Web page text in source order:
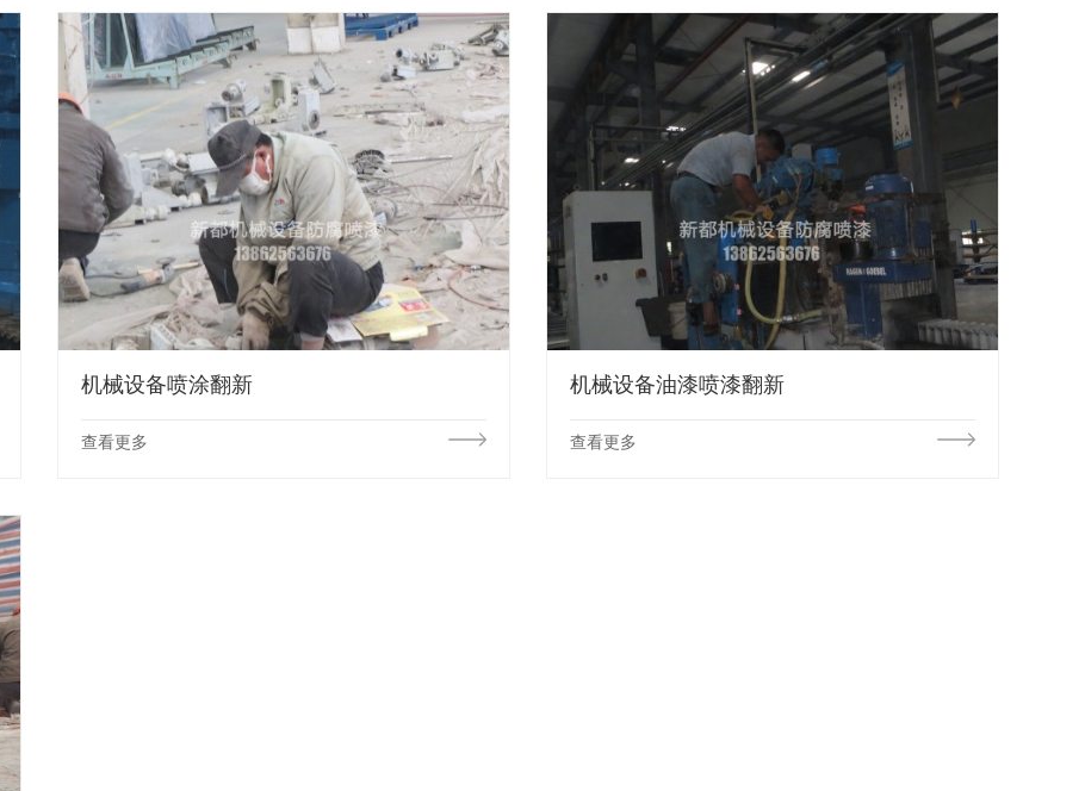
机械设备喷涂翻新
查看更多
机械设备油漆喷漆翻新
查看更多